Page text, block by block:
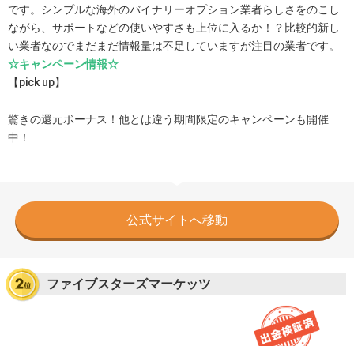
です。シンプルな海外のバイナリーオプション業者らしさをのこし
ながら、サポートなどの使いやすさも上位に入るか！？比較的新し
い業者なのでまだまだ情報量は不足していますが注目の業者です。
☆キャンペーン情報☆
【pick up】
驚きの還元ボーナス！他とは違う期間限定のキャンペーンも開催
中！
公式サイトへ移動
ファイブスターズマーケッツ